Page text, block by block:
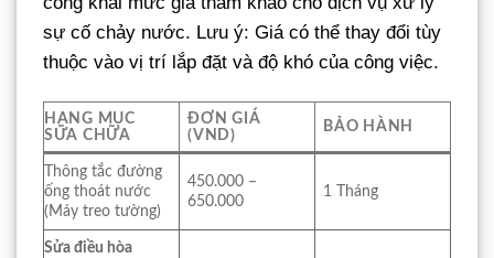
sự cố chảy nước. Lưu ý: Giá có thể thay đổi tùy
thuộc vào vị trí lắp đặt và độ khó của công việc.
HẠNG MỤC
SỬA CHỮA
ĐƠN GIÁ
(VND)
BẢO HÀNH
Thông tắc đường
ống thoát nước
(Máy treo tường)
450.000 –
650.000
1 Tháng
Sửa điều hòa